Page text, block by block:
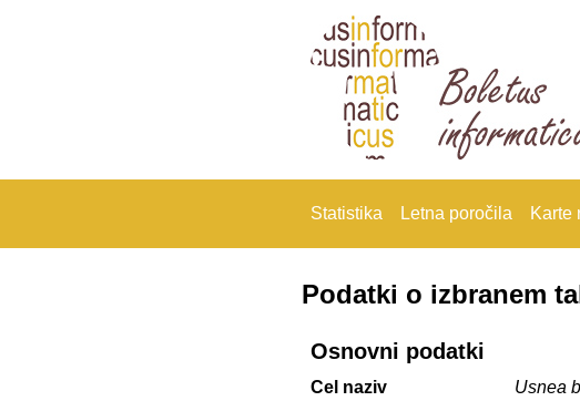
Statistika Letna poročila Karte
Podatki o izbranem
Osnovni podatki
Cel naziv Usnea